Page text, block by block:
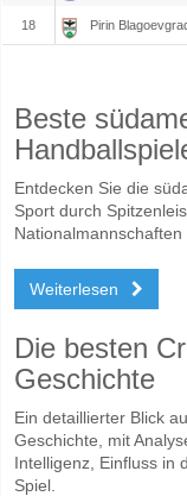
18 Pirin
Beste
Entdecken Sie die
Sport durch
Weiterlesen
Die besten
Geschichte
Ein detaillierter Blick
Geschichte, mit
Intelligenz, Einfluss in
Spiel.